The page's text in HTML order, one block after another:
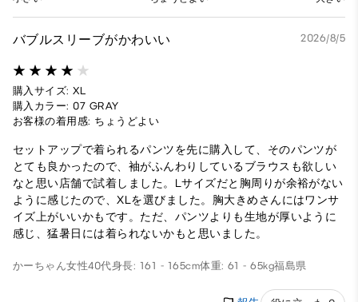
バブルスリーブがかわいい 2026/8/5
購入サイズ: XL
購入カラー: 07 GRAY
お客様の着用感: ちょうどよい
セットアップで着られるパンツを先に購入して、そのパンツが
とても良かったので、袖がふんわりしているブラウスも欲しい
なと思い店舗で試着しました。Lサイズだと胸周りが余裕がない
ように感じたので、XLを選びました。胸大きめさんにはワンサ
イズ上がいいかもです。ただ、パンツよりも生地が厚いように
感じ、猛暑日には着られないかもと思いました。
かーちゃん女性40代身長: 161 - 165cm体重: 61 - 65kg福島県